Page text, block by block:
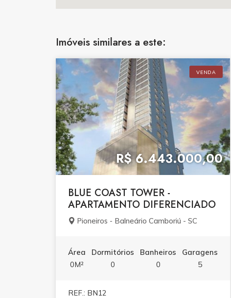
Imóveis similares a este:
VENDA
R$ 6.443.000,00
BLUE COAST TOWER -
APARTAMENTO DIFERENCIADO
Pioneiros - Balneário Camboriú - SC
Área
0M²
Dormitórios
0
Banheiros
0
Garagens
5
REF.: BN12